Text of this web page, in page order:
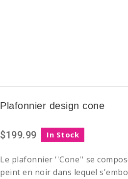
Plafonnier design cone
$199.99 In Stock
Le plafonnier ''Cone'' se
peint en noir dans lequel